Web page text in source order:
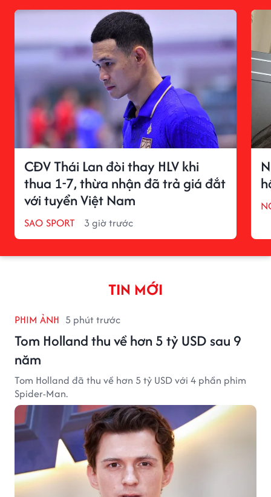
CĐV Thái Lan đòi thay HLV khi
thua 1-7, thừa nhận đã trả giá đắt
với tuyển Việt Nam
SAO SPORT 3 giờ trước
TIN MỚI
PHIM ẢNH 5 phút trước
Tom Holland thu về hơn 5 tỷ USD sau 9
năm
Tom Holland đã thu về hơn 5 tỷ USD với 4 phần phim
Spider-Man.